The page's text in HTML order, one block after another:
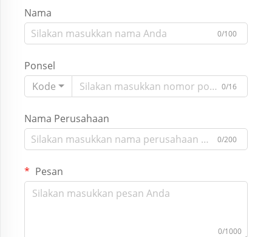
Nama
0/100
Ponsel
Kode
0/16
Nama Perusahaan
0/200
Pesan
0/1000